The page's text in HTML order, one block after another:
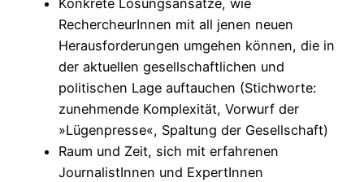
Konkrete Lösungsansätze, wie
RechercheurInnen mit all jenen neuen
Herausforderungen umgehen können, die in
der aktuellen gesellschaftlichen und
politischen Lage auftauchen (Stichworte:
zunehmende Komplexität, Vorwurf der
»Lügenpresse«, Spaltung der Gesellschaft)
Raum und Zeit, sich mit erfahrenen
JournalistInnen und ExpertInnen